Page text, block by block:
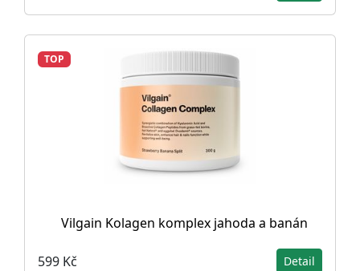
TOP
Vilgain Kolagen komplex jahoda a banán
599 Kč Detail